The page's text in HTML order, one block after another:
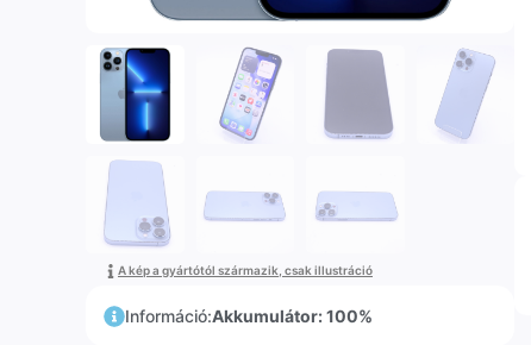
A kép a gyártótól származik, csak illustráció
Információ:Akkumulátor: 100%